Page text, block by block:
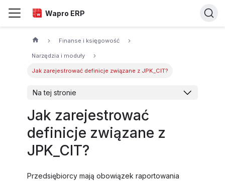
Wapro ERP
Finanse i księgowość
Narzędzia i moduły
Jak zarejestrować definicje związane z JPK_CIT?
Na tej stronie
Jak zarejestrować
definicje związane z
JPK_CIT?
Przedsiębiorcy mają obowiązek raportowania